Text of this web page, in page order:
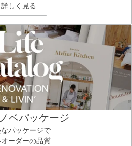
詳しく見る
ベパッケージ
パッケージで
ーダーの品質